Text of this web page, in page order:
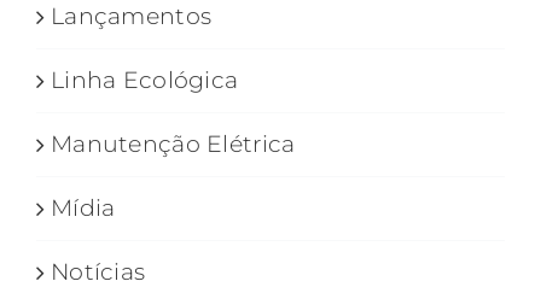
Lançamentos
Linha Ecológica
Manutenção Elétrica
Mídia
Notícias